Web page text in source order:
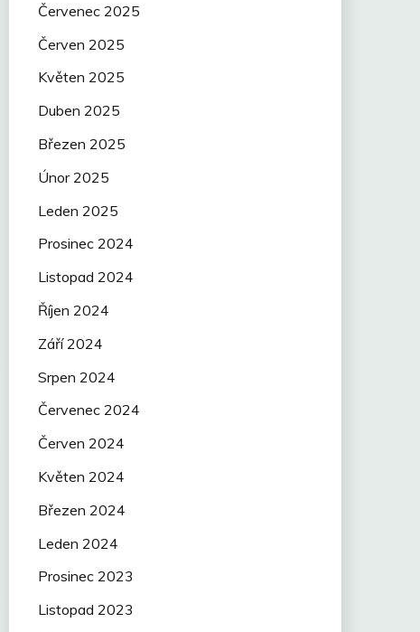
Červenec 2025
Červen 2025
Květen 2025
Duben 2025
Březen 2025
Únor 2025
Leden 2025
Prosinec 2024
Listopad 2024
Říjen 2024
Září 2024
Srpen 2024
Červenec 2024
Červen 2024
Květen 2024
Březen 2024
Leden 2024
Prosinec 2023
Listopad 2023